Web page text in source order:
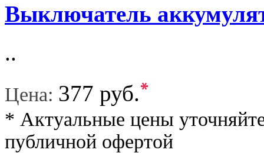
Выключатель
..
Цена: 377 руб.*
* Актуальные цены
публичной офертой